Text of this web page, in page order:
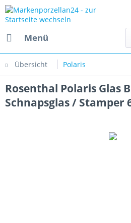
Menü
Übersicht Polaris
Rosenthal Polaris Glas
Schnapsglas / Stamper